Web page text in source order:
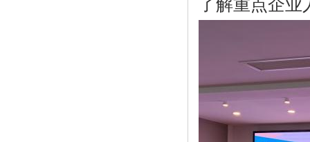
了解重点企业